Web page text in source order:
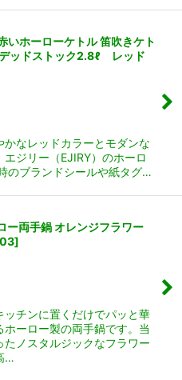
ホーローケトル 笛吹きケト
ッドストック2.8ℓ レッド
かなレッドカラーとモダンな
ジリー（EJIRY）のホーロ
のブランドシールや紙タグ…
両手鍋 オレンジフラワー
]
ッチンに置くだけでパッと華
ーロー製の両手鍋です。当
たノスタルジックなフラワー
…